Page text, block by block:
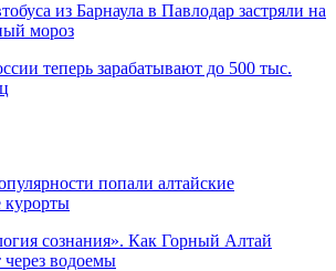
из Барнаула в Павлодар застряли на
мороз
теперь зарабатывают до 500 тыс.
попали алтайские
сознания». Как Горный Алтай
через водоемы